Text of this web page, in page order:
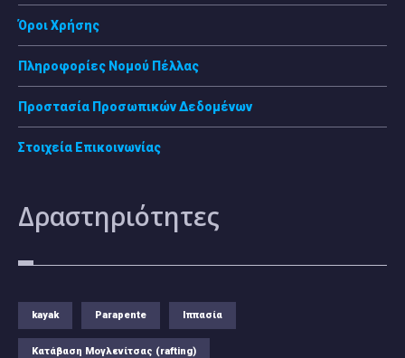
Όροι Χρήσης
Πληροφορίες Νομού Πέλλας
Προστασία Προσωπικών Δεδομένων
Στοιχεία Επικοινωνίας
Δραστηριότητες
kayak Parapente Ιππασία
Κατάβαση Μογλενίτσας (rafting)